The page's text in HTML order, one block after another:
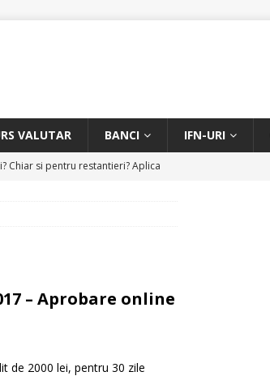
VALUTAR BANCI IFN-URI
Chiar si pentru restantieri? Aplica
– Aprobare online
de 2000 lei, pentru 30 zile